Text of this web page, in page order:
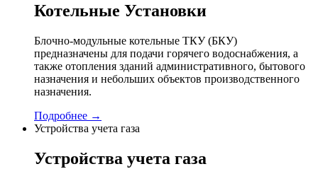
Котельные Установки
Блочно-модульные котельные ТКУ (БКУ)
предназначены для подачи горячего водоснабжения, а
также отопления зданий административного, бытового
назначения и небольших объектов производственного
назначения.
Подробнее →
Устройства учета газа
Устройства учета газа